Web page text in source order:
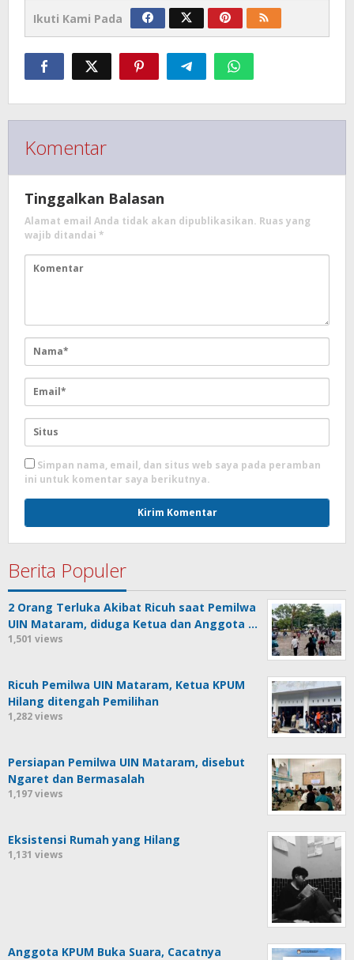
Ikuti Kami Pada
Komentar
Tinggalkan Balasan
Alamat email Anda tidak akan dipublikasikan. Ruas yang
wajib ditandai *
Simpan nama, email, dan situs web saya pada peramban
ini untuk komentar saya berikutnya.
Berita Populer
2 Orang Terluka Akibat Ricuh saat Pemilwa
UIN Mataram, diduga Ketua dan Anggota …
1,501 views
Ricuh Pemilwa UIN Mataram, Ketua KPUM
Hilang ditengah Pemilihan
1,282 views
Persiapan Pemilwa UIN Mataram, disebut
Ngaret dan Bermasalah
1,197 views
Eksistensi Rumah yang Hilang
1,131 views
Anggota KPUM Buka Suara, Cacatnya